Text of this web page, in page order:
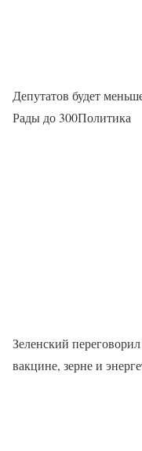
Депутатов будет
Рады до 300Политика
Зеленский
вакцине, зерне и